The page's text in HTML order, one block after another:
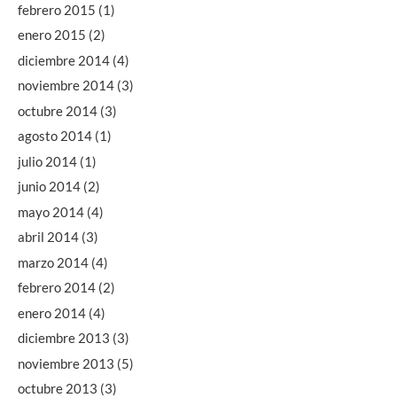
febrero 2015 (1)
enero 2015 (2)
diciembre 2014 (4)
noviembre 2014 (3)
octubre 2014 (3)
agosto 2014 (1)
julio 2014 (1)
junio 2014 (2)
mayo 2014 (4)
abril 2014 (3)
marzo 2014 (4)
febrero 2014 (2)
enero 2014 (4)
diciembre 2013 (3)
noviembre 2013 (5)
octubre 2013 (3)